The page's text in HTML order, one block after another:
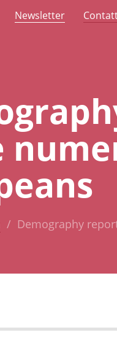
Newsletter
Demography